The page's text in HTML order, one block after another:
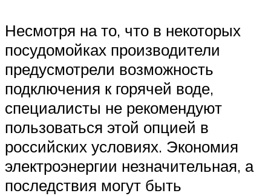
Несмотря на то, что в некоторых
посудомойках производители
предусмотрели возможность
подключения к горячей воде,
специалисты не рекомендуют
пользоваться этой опцией в
российских условиях. Экономия
электроэнергии незначительная, а
последствия могут быть